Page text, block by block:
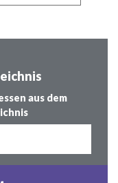
aus dem